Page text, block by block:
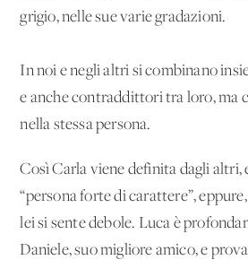
grigio, nelle sue varie gradazioni.
In noi e negli altri si combinano
e anche contraddittori tra loro, ma
nella stessa persona.
Così Carla viene definita dagli altri,
“persona forte di carattere”,
lei si sente debole. Luca è
Daniele, suo migliore amico, e